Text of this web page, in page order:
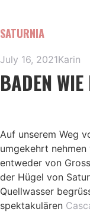
SATURNIA
July 16, 2021Karin
BADEN
Auf unserem Weg
umgekehrt
entweder von
der Hügel von
Quellwasser
spektakulären